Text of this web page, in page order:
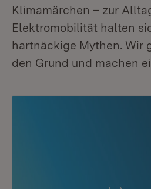
Klimamärchen – zur
Elektromobilität halten
hartnäckige Mythen. Wir
den Grund und machen